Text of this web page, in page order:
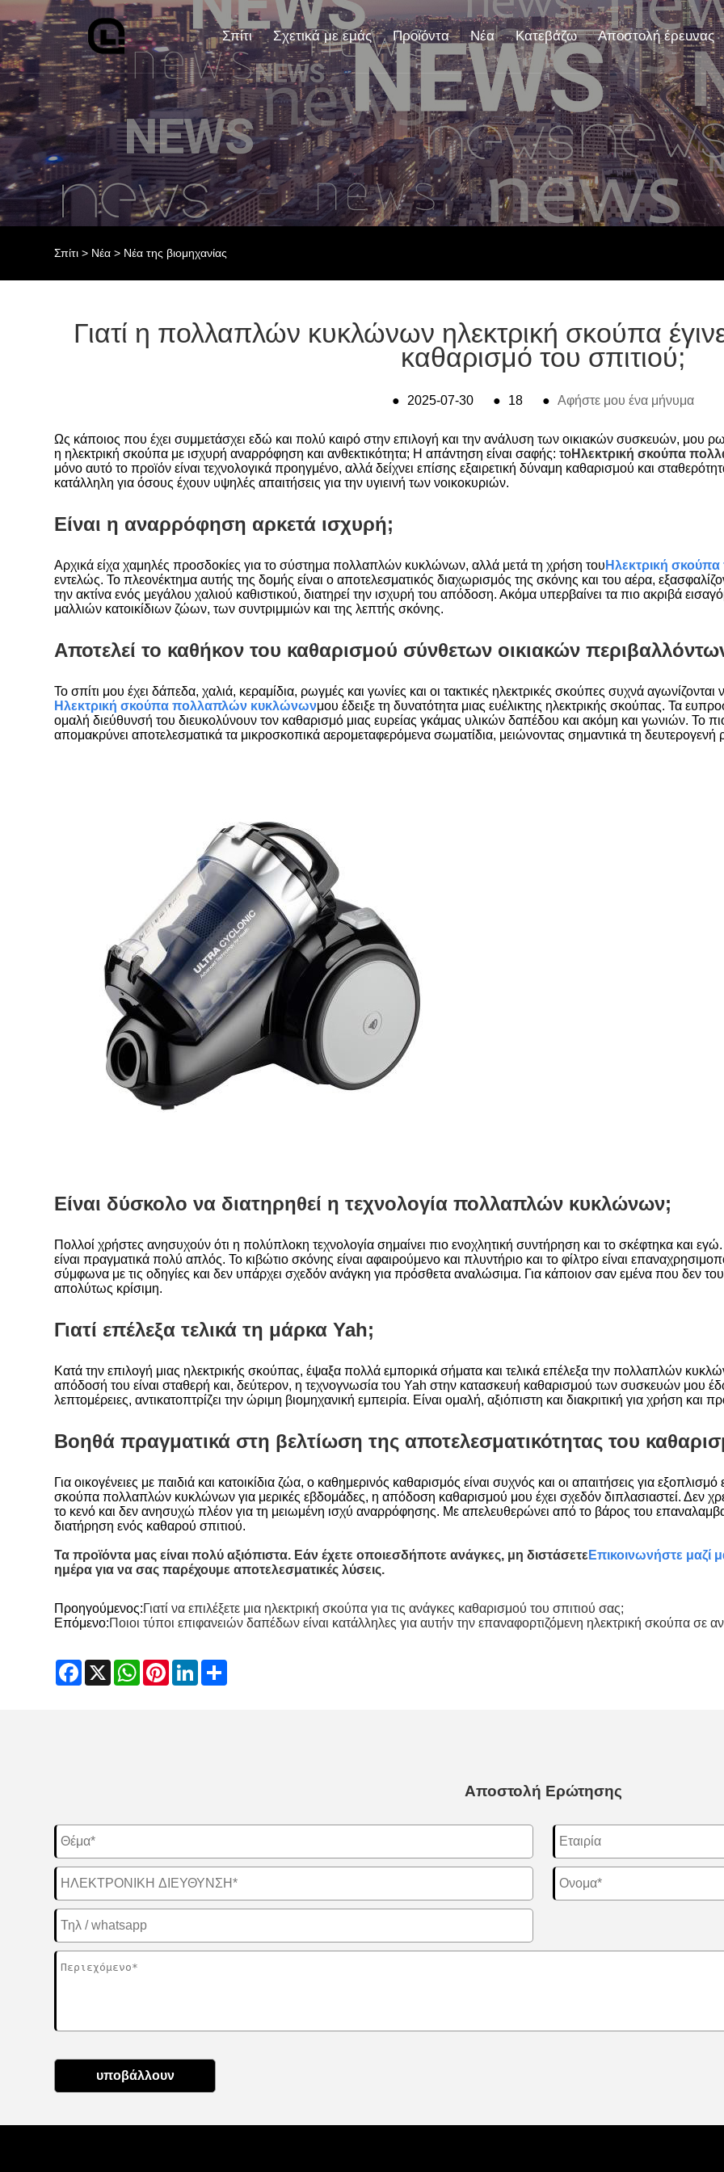
Σπίτι Σχετικά με εμάς Προϊόντα Νέα Κατεβάζω Αποστολή έρευνας
Σπίτι > Νέα > Νέα της βιομηχανίας
Γιατί η πολλαπλών κυκλώνων ηλεκτρική σκούπα
καθαρισμό του σπιτιού;
● 2025-07-30 ● 18 ● Αφήστε μου ένα μήνυμα
Ως κάποιος που έχει συμμετάσχει εδώ και πολύ καιρό στην επιλογή και την ανάλυση των οικιακών συσκευών, μου
η ηλεκτρική σκούπα με ισχυρή αναρρόφηση και ανθεκτικότητα; Η απάντηση είναι σαφής: τοΗλεκτρική σκούπα
μόνο αυτό το προϊόν είναι τεχνολογικά προηγμένο, αλλά δείχνει επίσης εξαιρετική δύναμη καθαρισμού και
κατάλληλη για όσους έχουν υψηλές απαιτήσεις για την υγιεινή των νοικοκυριών.
Είναι η αναρρόφηση αρκετά ισχυρή;
Αρχικά είχα χαμηλές προσδοκίες για το σύστημα πολλαπλών κυκλώνων, αλλά μετά τη χρήση του Ηλεκτρική
εντελώς. Το πλεονέκτημα αυτής της δομής είναι ο αποτελεσματικός διαχωρισμός της σκόνης και του αέρα,
την ακτίνα ενός μεγάλου χαλιού καθιστικού, διατηρεί την ισχυρή του απόδοση. Ακόμα υπερβαίνει τα πιο ακριβά
μαλλιών κατοικίδιων ζώων, των συντριμμιών και της λεπτής σκόνης.
Αποτελεί το καθήκον του καθαρισμού σύνθετων οικιακών
Το σπίτι μου έχει δάπεδα, χαλιά, κεραμίδια, ρωγμές και γωνίες και οι τακτικές ηλεκτρικές σκούπες συχνά
Ηλεκτρική σκούπα πολλαπλών κυκλώνωνμου έδειξε τη δυνατότητα μιας ευέλικτης ηλεκτρικής σκούπας. Τα
ομαλή διεύθυνσή του διευκολύνουν τον καθαρισμό μιας ευρείας γκάμας υλικών δαπέδου και ακόμη και γωνιών. Το
απομακρύνει αποτελεσματικά τα μικροσκοπικά αερομεταφερόμενα σωματίδια, μειώνοντας σημαντικά τη
Είναι δύσκολο να διατηρηθεί η τεχνολογία πολλαπλών κυκλώνων;
Πολλοί χρήστες ανησυχούν ότι η πολύπλοκη τεχνολογία σημαίνει πιο ενοχλητική συντήρηση και το σκέφτηκα και
είναι πραγματικά πολύ απλός. Το κιβώτιο σκόνης είναι αφαιρούμενο και πλυντήριο και το φίλτρο είναι
σύμφωνα με τις οδηγίες και δεν υπάρχει σχεδόν ανάγκη για πρόσθετα αναλώσιμα. Για κάποιον σαν εμένα που δεν
απολύτως κρίσιμη.
Γιατί επέλεξα τελικά τη μάρκα Yah;
Κατά την επιλογή μιας ηλεκτρικής σκούπας, έψαξα πολλά εμπορικά σήματα και τελικά επέλεξα την πολλαπλών
απόδοσή του είναι σταθερή και, δεύτερον, η τεχνογνωσία του Yah στην κατασκευή καθαρισμού των συσκευών μου
λεπτομέρειες, αντικατοπτρίζει την ώριμη βιομηχανική εμπειρία. Είναι ομαλή, αξιόπιστη και διακριτική για χρήση και
Βοηθά πραγματικά στη βελτίωση της αποτελεσματικότητας του
Για οικογένειες με παιδιά και κατοικίδια ζώα, ο καθημερινός καθαρισμός είναι συχνός και οι απαιτήσεις για
σκούπα πολλαπλών κυκλώνων για μερικές εβδομάδες, η απόδοση καθαρισμού μου έχει σχεδόν διπλασιαστεί. Δεν
το κενό και δεν ανησυχώ πλέον για τη μειωμένη ισχύ αναρρόφησης. Με απελευθερώνει από το βάρος του
διατήρηση ενός καθαρού σπιτιού.
Τα προϊόντα μας είναι πολύ αξιόπιστα. Εάν έχετε οποιεσδήποτε ανάγκες, μη διστάσετεΕπικοινωνήστε μαζί
ημέρα για να σας παρέχουμε αποτελεσματικές λύσεις.
Προηγούμενος:Γιατί να επιλέξετε μια ηλεκτρική σκούπα για τις ανάγκες καθαρισμού του σπιτιού σας;
Επόμενο:Ποιοι τύποι επιφανειών δαπέδων είναι κατάλληλες για αυτήν την επαναφορτιζόμενη ηλεκτρική σκούπα σε
Facebook
X WhatsApp
PinterestLinkedIn
Αποστολή Ερώτησης
υποβάλλουν